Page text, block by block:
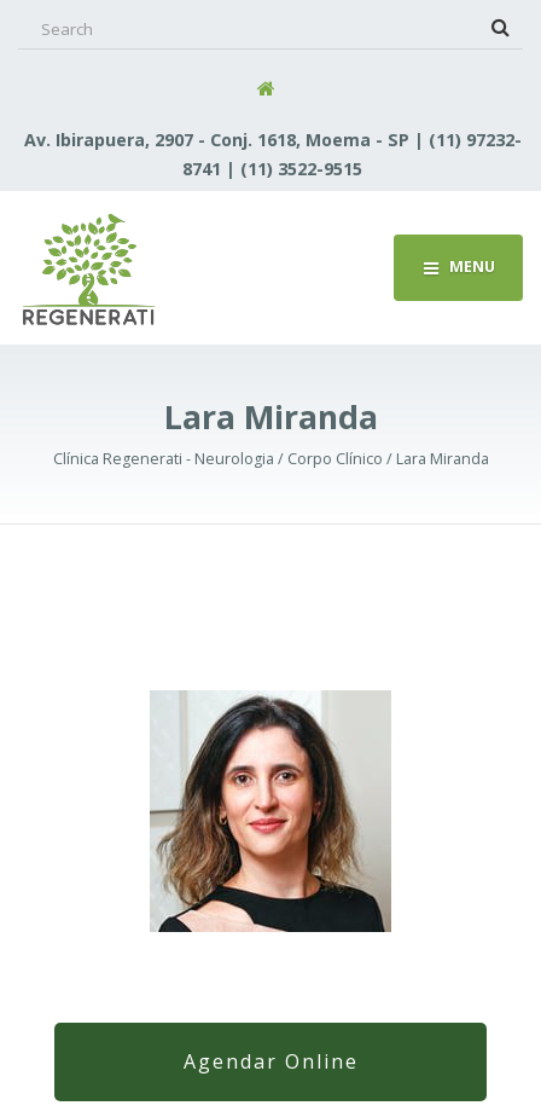
Av. Ibirapuera, 2907 - Conj. 1618, Moema - SP | (11) 97232-
8741 | (11) 3522-9515
MENU
Lara Miranda
Clínica Regenerati - Neurologia / Corpo Clínico / Lara Miranda
Agendar Online